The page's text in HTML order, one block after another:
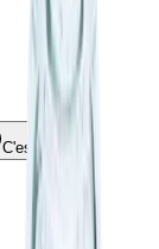
C'est quoi ?